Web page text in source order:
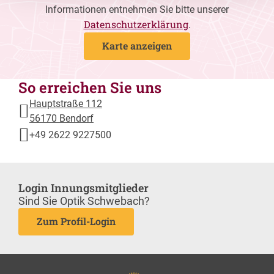
Informationen entnehmen Sie bitte unserer
Datenschutzerklärung.
Karte anzeigen
So erreichen Sie uns
Hauptstraße 112
56170 Bendorf
+49 2622 9227500
Login Innungsmitglieder
Sind Sie Optik Schwebach?
Zum Profil-Login